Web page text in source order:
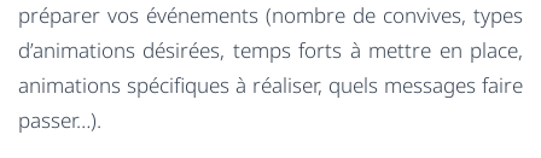
préparer vos événements (nombre de convives, types
d’animations désirées, temps forts à mettre en place,
animations spécifiques à réaliser, quels messages faire
passer…).